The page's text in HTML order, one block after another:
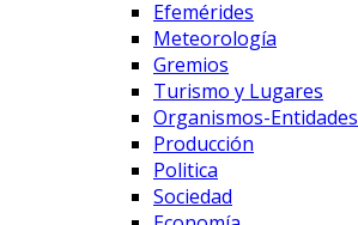
Efemérides
Meteorología
Gremios
Turismo y Lugares
Organismos-Entidades
Producción
Politica
Sociedad